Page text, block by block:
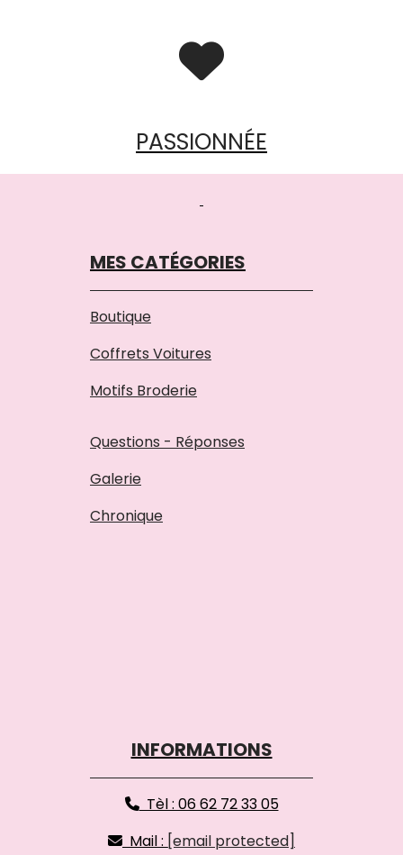

PASSIONNÉE
MES CATÉGORIES
Boutique
Coffrets Voitures
Motifs Broderie
Questions - Réponses
Galerie
Chronique
INFORMATIONS
Tèl : 06 62 72 33 05
 Mail : [email protected]